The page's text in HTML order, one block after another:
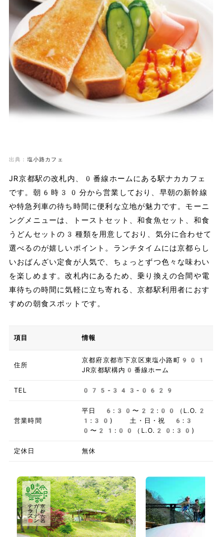
出典： 塩小路カフェ
JR京都駅の改札内、0番線ホームにある駅ナカカフェ
です。朝6時30分から営業しており、早朝の新幹線
や特急列車の待ち時間に便利な立地が魅力です。モーニ
ングメニューは、トーストセット、和食魚セット、和食
うどんセットの3種類を用意しており、気分に合わせて
選べるのが嬉しいポイント。ランチタイムには京都らし
いおばんざい定食が人気で、ちょっとずつ色々な味わい
を楽しめます。改札内にあるため、乗り換えの合間や電
車待ちの時間に気軽に立ち寄れる、京都駅利用者におす
すめの朝食スポットです。
項目 情報
住所
京都府京都市下京区東塩小路町901
JR京都駅構内0番線ホーム
TEL 075-343-0629
営業時間
平日 6:30〜22:00（L.O.2
1:30) 土・日・祝 6:3
0〜21:00（L.O.20:30)
定休日 無休